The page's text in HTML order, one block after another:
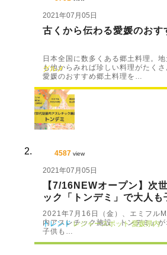
2021年07月05日
古くから伝わる愛媛のおす
日本全国に数多くある郷土料理。
も他からみれば珍しい料理がたく
愛媛のおすすめ郷土料理を…
グルメ
4587 view
2021年07月05日
【7/16NEWオープン】次
ック「トンデミ」で大人も
2021年7月16日（金）、エミフル
内アスレチック施設 トンデミ』
子供も…
トレンド レジャースポット 愛媛県内